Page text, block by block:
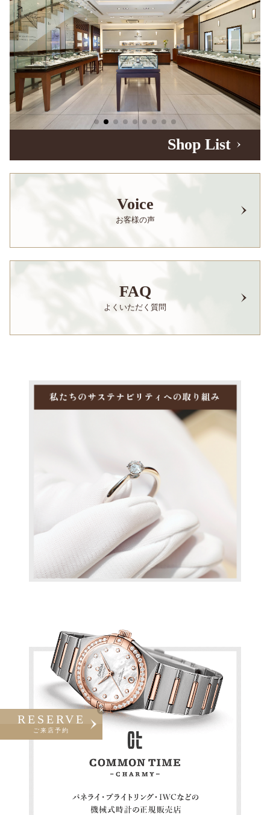
RESERVE
ご来店予約
Shop List
Voice
お客様の声
FAQ
よくいただく質問